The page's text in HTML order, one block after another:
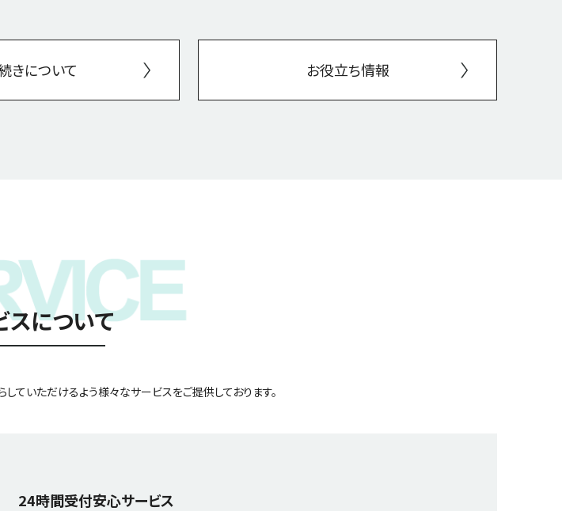
きについて お役立ち情報
スについて
していただけるよう様々なサービスをご提供しております。
24時間受付安心サービス